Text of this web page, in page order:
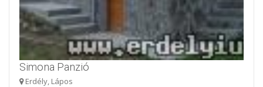
Simona Panzió
Erdély, Lápos